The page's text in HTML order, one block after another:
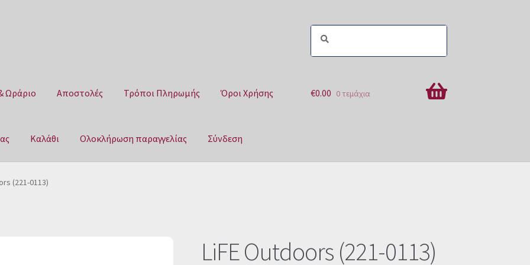
Ωράριο Αποστολές Τρόποι Πληρωμής Όροι Χρήσης
Καλάθι Ολοκλήρωση παραγγελίας Σύνδεση
Αποστολές
€0.00 0 τεμάχια
(221-0113)
LiFE Outdoors (221-0113)